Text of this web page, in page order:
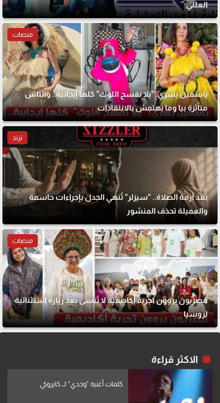
العلني
منصات
ياسمين يسري: "يلا نفسح اللوك" كلها إيجابية.. والناس
متأثرة بيا وما بهتمش بالانتقادات
ترند
بعد أزمة الصلاة.. "سيزلر" تُنهي الجدل بإجراءات حاسمة
والعميلة تحذف المنشور
منصات
مصريون يروون تجربة أكاديمية لا تُنسى بعد زيارة استثنائية
لروسيا
الاكثر قراءة
كلمات أغنية "وحدي" لــ كايروكي